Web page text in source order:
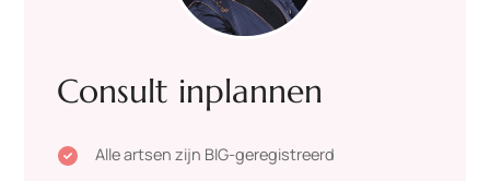
Consult inplannen
 Alle artsen zijn BIG-geregistreerd